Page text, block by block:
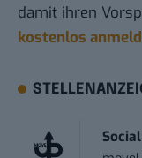
damit ihren
kostenlos